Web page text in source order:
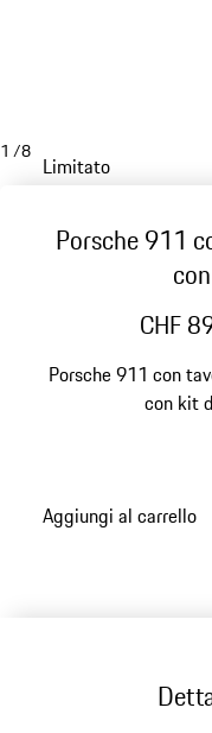
1 /8
Limitato
Porsche 911
CHF
Porsche 911 con
con kit
Aggiungi al carrello